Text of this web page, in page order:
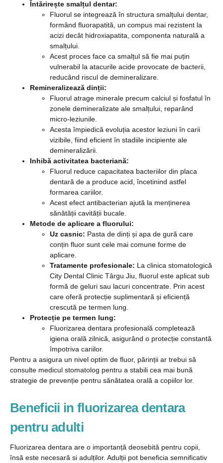
Întărirește smalțul dentar:
Fluorul se integrează în structura smalțului dentar,
formând fluorapatită, un compus mai rezistent la
acizi decât hidroxiapatita, componenta naturală a
smalțului.
Acest proces face ca smalțul să fie mai puțin
vulnerabil la atacurile acide provocate de bacterii,
reducând riscul de demineralizare.
Remineralizează dinții:
Fluorul atrage minerale precum calciul și fosfatul în
zonele demineralizate ale smalțului, reparând
micro-leziunile.
Acesta împiedică evoluția acestor leziuni în carii
vizibile, fiind eficient în stadiile incipiente ale
demineralizării.
Inhibă activitatea bacteriană:
Fluorul reduce capacitatea bacteriilor din placa
dentară de a produce acid, încetinind astfel
formarea cariilor.
Acest efect antibacterian ajută la menținerea
sănătății cavității bucale.
Metode de aplicare a fluorului:
Uz casnic: Pasta de dinți și apa de gură care
conțin fluor sunt cele mai comune forme de
aplicare.
Tratamente profesionale: La clinica stomatologică
City Dental Clinic Târgu Jiu, fluorul este aplicat sub
formă de geluri sau lacuri concentrate. Prin acest
care oferă protecție suplimentară și eficiență
crescută pe termen lung.
Protecție pe termen lung:
Fluorizarea dentara profesională completează
igiena orală zilnică, asigurând o protecție constantă
împotriva cariilor.
Pentru a asigura un nivel optim de fluor, părinții ar trebui să
consulte medicul stomatolog pentru a stabili cea mai bună
strategie de prevenție pentru sănătatea orală a copiilor lor.
Beneficii in fluorizarea dentara
pentru adulti
Fluorizarea dentara are o importanță deosebită pentru copii,
însă este necesară si adulților. Adulții pot beneficia semnificativ